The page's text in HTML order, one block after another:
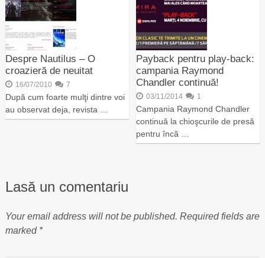
Despre Nautilus – O
croazieră de neuitat
16/07/2010 7
După cum foarte mulţi dintre voi
au observat deja, revista …
Payback pentru play-back:
campania Raymond
Chandler continuă!
03/11/2014 1
Campania Raymond Chandler
continuă la chioşcurile de presă
pentru încă …
Lasă un comentariu
Your email address will not be published. Required fields are
marked *